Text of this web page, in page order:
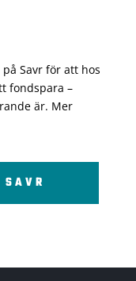
Savr för att hos
fondspara –
är. Mer